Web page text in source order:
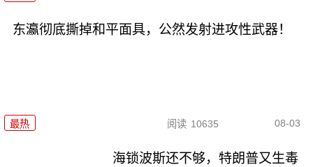
东瀛彻底撕掉和平面具，公然发射进攻性武器！
最热 阅读 10635 08-03
海锁波斯还不够，特朗普又生毒